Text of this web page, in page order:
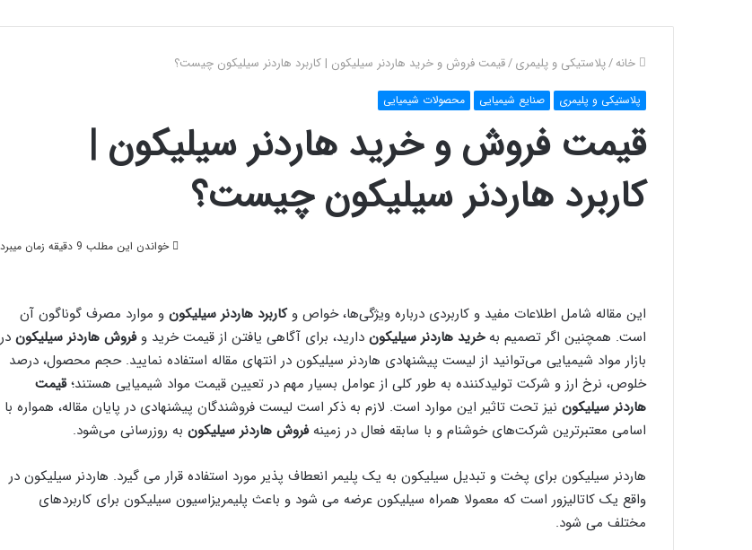
خانه/پلاستیکی و پلیمری/قیمت فروش و خرید هاردنر سیلیکون | کاربرد هاردنر سیلیکون چیست؟
پلاستیکی و پلیمری صنایع شیمیایی محصولات شیمیایی
قیمت فروش و خرید هاردنر سیلیکون |
کاربرد هاردنر سیلیکون چیست؟
خواندن این مطلب 9 دقیقه زمان میبرد
این مقاله شامل اطلاعات مفید و کاربردی درباره ویژگی‌ها، خواص وکاربرد هاردنر سیلیکون و موارد مصرف گوناگون آن
است. همچنین اگر تصمیم بهخرید هاردنر سیلیکون دارید، برای آگاهی یافتن از قیمت خرید وفروش هاردنر سیلیکون در
بازار مواد شیمیایی می‌توانید از لیست پیشنهادی هاردنر سیلیکون در انتهای مقاله استفاده نمایید. حجم محصول، درصد
خلوص، نرخ ارز و شرکت تولیدکننده به طور کلی از عوامل بسیار مهم در تعیین قیمت مواد شیمیایی هستند؛قیمت
هاردنر سیلیکون نیز تحت تاثیر این موارد است. لازم به ذکر است لیست فروشندگان پیشنهادی در پایان مقاله، همواره با
اسامی معتبرترین شرکت‌های خوشنام و با سابقه فعال در زمینهفروش هاردنر سیلیکون به روزرسانی می‌شود.
هاردنر سیلیکون برای پخت و تبدیل سیلیکون به یک پلیمر انعطاف پذیر مورد استفاده قرار می گیرد. هاردنر سیلیکون در
واقع یک کاتالیزور است که معمولا همراه سیلیکون عرضه می شود و باعث پلیمریزاسیون سیلیکون برای کاربردهای
مختلف می شود.